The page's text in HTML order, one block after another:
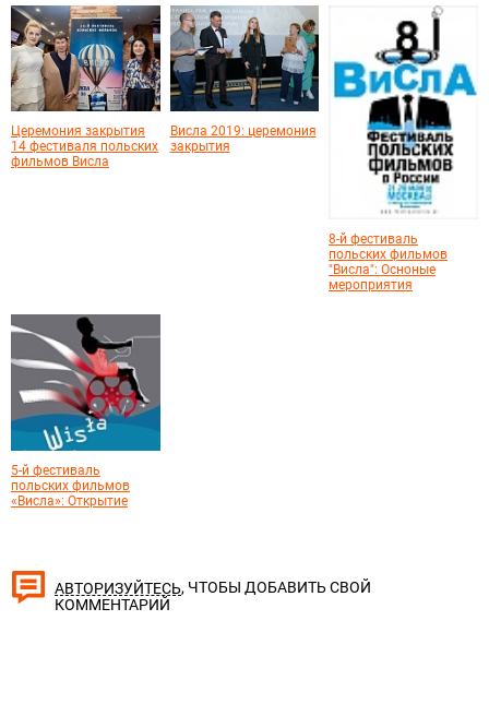
Церемония закрытия
14 фестиваля польских
фильмов Висла
Висла 2019: церемония
закрытия
8-й фестиваль
польских фильмов
"Висла": Осноные
мероприятия
5-й фестиваль
польских фильмов
«Висла»: Открытие
АВТОРИЗУЙТЕСЬ, ЧТОБЫ ДОБАВИТЬ СВОЙ
КОММЕНТАРИЙ